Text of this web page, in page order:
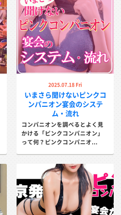
2025.07.18 Fri
いまさら聞けないピンクコ
ンパニオン宴会のシステ
ム・流れ
コンパニオンを調べるとよく見
かける「ピンクコンパニオン」
って何？ピンクコンパニオ...